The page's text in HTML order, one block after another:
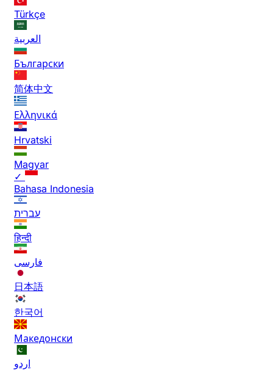
Türkçe
العربية
Български
简体中文
Ελληνικά
Hrvatski
Magyar
✓
Bahasa Indonesia
עברית
हिन्दी
فارسی
日本語
한국어
Македонски
اردو